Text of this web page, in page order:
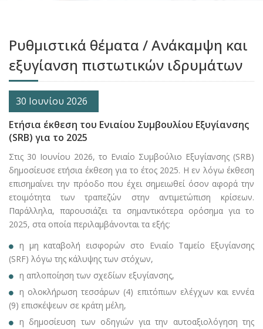
Ρυθμιστικά θέματα / Ανάκαμψη και
εξυγίανση πιστωτικών ιδρυμάτων
30 Ιουνίου 2026
Ετήσια έκθεση του Ενιαίου Συμβουλίου Εξυγίανσης
(SRB) για το 2025
Στις 30 Ιουνίου 2026, το Ενιαίο Συμβούλιο Εξυγίανσης (SRB)
δημοσίευσε ετήσια έκθεση για το έτος 2025. Η εν λόγω έκθεση
επισημαίνει την πρόοδο που έχει σημειωθεί όσον αφορά την
ετοιμότητα των τραπεζών στην αντιμετώπιση κρίσεων.
Παράλληλα, παρουσιάζει τα σημαντικότερα ορόσημα για το
2025, στα οποία περιλαμβάνονται τα εξής:
η μη καταβολή εισφορών στο Ενιαίο Ταμείο Εξυγίανσης
(SRF) λόγω της κάλυψης των στόχων,
η απλοποίηση των σχεδίων εξυγίανσης,
η ολοκλήρωση τεσσάρων (4) επιτόπιων ελέγχων και εννέα
(9) επισκέψεων σε κράτη μέλη,
η δημοσίευση των οδηγιών για την αυτοαξιολόγηση της